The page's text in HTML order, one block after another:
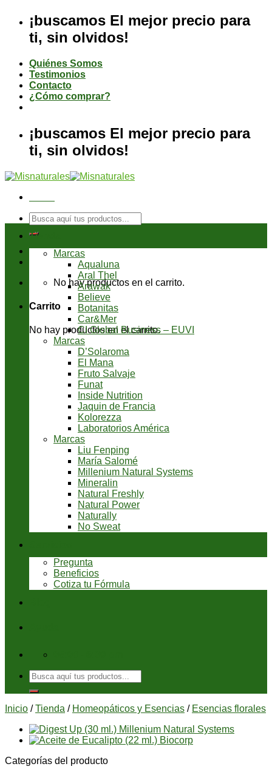
contenido
¡buscamos El mejor precio para
ti, sin olvidos!
Quiénes Somos
Testimonios
Contacto
¿Cómo comprar?
¡buscamos El mejor precio para
ti, sin olvidos!
Buscar
por:
No hay productos en el carrito.
Carrito
No hay productos en el carrito.
Tienda
Marcas
Aqualuna
Aral Thel
Arawak
Believe
Botanitas
Car&Mer
CI Global Business – EUVI
Marcas
D’Solaroma
El Mana
Fruto Salvaje
Funat
Inside Nutrition
Jaquin de Francia
Kolorezza
Laboratorios América
Marcas
Liu Fenping
María Salomé
Millenium Natural Systems
Mineralin
Natural Freshly
Natural Power
Naturally
No Sweat
Pregunta
Beneficios
Cotiza tu Fórmula
Buscar
por:
Inicio / Tienda / Homeopáticos y Esencias / Esencias florales
Categorías del producto